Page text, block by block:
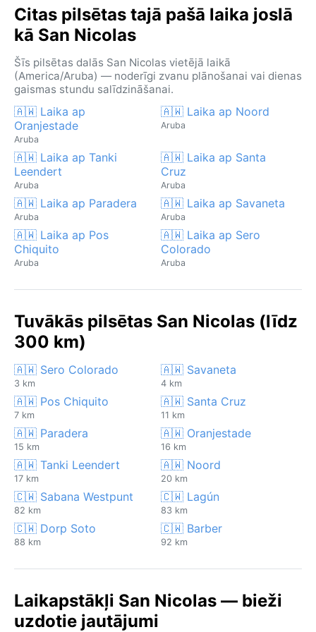
Citas pilsētas tajā pašā laika joslā
kā San Nicolas
Šīs pilsētas dalās San Nicolas vietējā laikā
(America/Aruba) — noderīgi zvanu plānošanai vai dienas
gaismas stundu salīdzināšanai.
🇦🇼 Laika ap
Oranjestade
Aruba
🇦🇼 Laika ap Noord
Aruba
🇦🇼 Laika ap Tanki
Leendert
Aruba
🇦🇼 Laika ap Santa
Cruz
Aruba
🇦🇼 Laika ap Paradera
Aruba
🇦🇼 Laika ap Savaneta
Aruba
🇦🇼 Laika ap Pos
Chiquito
Aruba
🇦🇼 Laika ap Sero
Colorado
Aruba
Tuvākās pilsētas San Nicolas (līdz
300 km)
🇦🇼 Sero Colorado
3 km
🇦🇼 Savaneta
4 km
🇦🇼 Pos Chiquito
7 km
🇦🇼 Santa Cruz
11 km
🇦🇼 Paradera
15 km
🇦🇼 Oranjestade
16 km
🇦🇼 Tanki Leendert
17 km
🇦🇼 Noord
20 km
🇨🇼 Sabana Westpunt
82 km
🇨🇼 Lagún
83 km
🇨🇼 Dorp Soto
88 km
🇨🇼 Barber
92 km
Laikapstākļi San Nicolas — bieži
uzdotie jautājumi